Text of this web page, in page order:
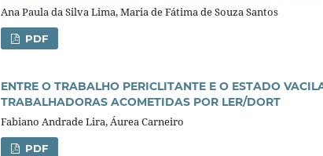
Ana Paula da Silva Lima, Maria de Fátima de Souza Santos
PDF
ENTRE O TRABALHO PERICLITANTE E O ESTADO
TRABALHADORAS ACOMETIDAS POR LER/DORT
Fabiano Andrade Lira, Áurea Carneiro
PDF